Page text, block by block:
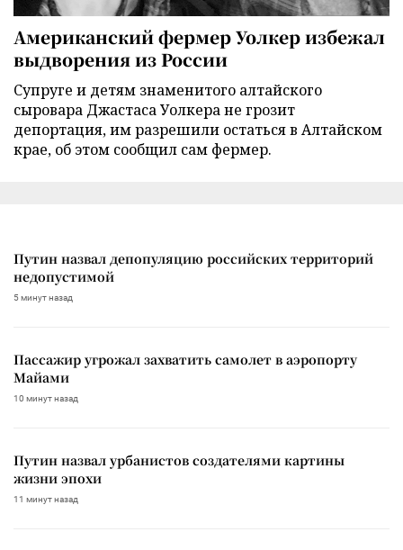
Американский фермер Уолкер избежал
выдворения из России
Супруге и детям знаменитого алтайского
сыровара Джастаса Уолкера не грозит
депортация, им разрешили остаться в Алтайском
крае, об этом сообщил сам фермер.
Путин назвал депопуляцию российских территорий
недопустимой
5 минут назад
Пассажир угрожал захватить самолет в аэропорту
Майами
10 минут назад
Путин назвал урбанистов создателями картины
жизни эпохи
11 минут назад